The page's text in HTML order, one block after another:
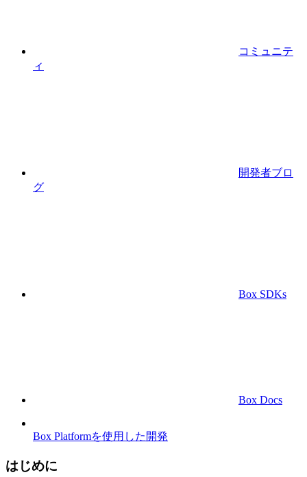
コミュニテ
ィ
開発者ブロ
グ
Box SDKs
Box Docs
Box Platformを使用した開発
はじめに